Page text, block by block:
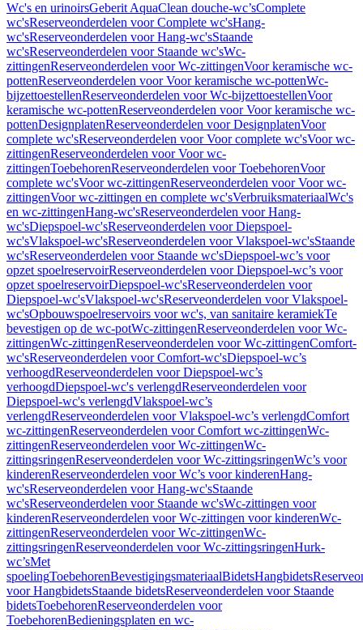
Wc's en urinoirsGeberit AquaClean douche-wc’sComplete
wc'sReserveonderdelen voor Complete wc'sHang-
wc'sReserveonderdelen voor Hang-wc'sStaande
wc'sReserveonderdelen voor Staande wc'sWc-
zittingenReserveonderdelen voor Wc-zittingenVoor keramische wc-
pottenReserveonderdelen voor Voor keramische wc-pottenWc-
bijzettoestellenReserveonderdelen voor Wc-bijzettoestellenVoor
keramische wc-pottenReserveonderdelen voor Voor keramische wc-
pottenDesignplatenReserveonderdelen voor DesignplatenVoor
complete wc'sReserveonderdelen voor Voor complete wc'sVoor wc-
zittingenReserveonderdelen voor Voor wc-
zittingenToebehorenReserveonderdelen voor ToebehorenVoor
complete wc'sVoor wc-zittingenReserveonderdelen voor Voor wc-
zittingenVoor wc-zittingen en complete wc'sVerbruiksmateriaalWc's
en wc-zittingenHang-wc'sReserveonderdelen voor Hang-
wc'sDiepspoel-wc'sReserveonderdelen voor Diepspoel-
wc'sVlakspoel-wc'sReserveonderdelen voor Vlakspoel-wc'sStaande
wc'sReserveonderdelen voor Staande wc'sDiepspoel-wc’s voor
opzet spoelreservoirReserveonderdelen voor Diepspoel-wc’s voor
opzet spoelreservoirDiepspoel-wc'sReserveonderdelen voor
Diepspoel-wc'sVlakspoel-wc'sReserveonderdelen voor Vlakspoel-
wc'sOpbouwspoelreservoirs voor wc's, van sanitaire keramiekTe
bevestigen op de wc-potWc-zittingenReserveonderdelen voor Wc-
zittingenWc-zittingenReserveonderdelen voor Wc-zittingenComfort-
wc'sReserveonderdelen voor Comfort-wc'sDiepspoel-wc’s
verhoogdReserveonderdelen voor Diepspoel-wc’s
verhoogdDiepspoel-wc's verlengdReserveonderdelen voor
Diepspoel-wc's verlengdVlakspoel-wc’s
verlengdReserveonderdelen voor Vlakspoel-wc’s verlengdComfort
wc-zittingenReserveonderdelen voor Comfort wc-zittingenWc-
zittingenReserveonderdelen voor Wc-zittingenWc-
zittingsringenReserveonderdelen voor Wc-zittingsringenWc’s voor
kinderenReserveonderdelen voor Wc’s voor kinderenHang-
wc'sReserveonderdelen voor Hang-wc'sStaande
wc'sReserveonderdelen voor Staande wc'sWc-zittingen voor
kinderenReserveonderdelen voor Wc-zittingen voor kinderenWc-
zittingenReserveonderdelen voor Wc-zittingenWc-
zittingsringenReserveonderdelen voor Wc-zittingsringenHurk-
wc’sMet
spoelingToebehorenBevestigingsmateriaalBidetsHangbidets
voor HangbidetsStaande bidetsReserveonderdelen voor Staande
bidetsToebehorenReserveonderdelen voor
ToebehorenBedieningsplaten en wc-